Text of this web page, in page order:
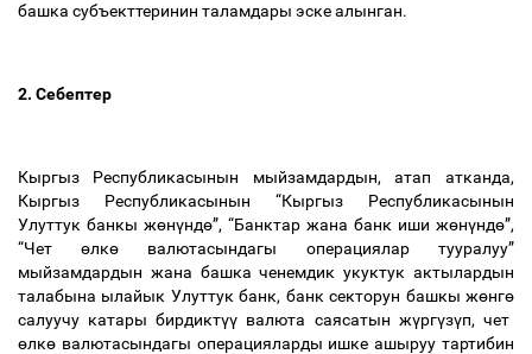
башка субъекттеринин таламдары эске алынган.
2. Себептер
Кыргыз Республикасынын мыйзамдардын, атап атканда,
Кыргыз Республикасынын “Кыргыз Республикасынын
Улуттук банкы жөнүндө”, “Банктар жана банк иши жөнүндө”,
“Четөлкө валютасындагы операциялар тууралуу”
мыйзамдардын жана башка ченемдик укуктук актылардын
талабына ылайык Улуттук банк, банк секторун башкы жөнгө
салуучу катары бирдиктүү валюта саясатын жүргүзүп, чет
өлкө валютасындагы операцияларды ишке ашыруу тартибин